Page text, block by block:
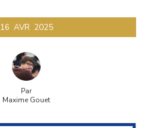
16 AVR 2025
Par
Maxime Gouet